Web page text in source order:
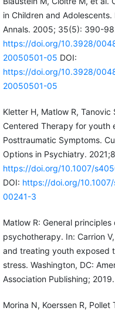
in Children and Adolescents.
Annals. 2005; 35(5): 390-
https://doi.org/10.3928/
20050501-05 DOI:
https://doi.org/10.3928/
20050501-05
Kletter H, Matlow R, Tanovic
Centered Therapy for youth
Posttraumatic Symptoms.
Options in Psychiatry.
https://doi.org/10.1007/
DOI: https://doi.org/
00241-3
Matlow R: General principles
psychotherapy. In: Carrion
and treating youth exposed
stress. Washington, DC:
Association Publishing; 2019.
Morina N, Koerssen R, Pollet